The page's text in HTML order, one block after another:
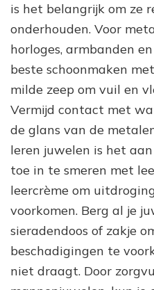
is het belangrijk om ze
onderhouden. Voor
horloges, armbanden
beste schoonmaken
milde zeep om vuil en
Vermijd contact met
de glans van de
leren juwelen is het
toe in te smeren met
leercrème om
voorkomen. Berg al je
sieradendoos of zakje
beschadigingen te
niet draagt. Door